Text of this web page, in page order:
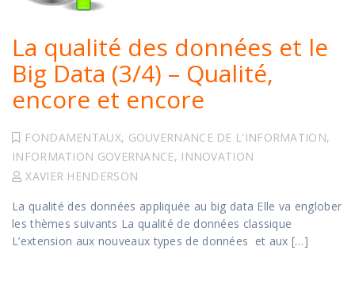
La qualité des données et le
Big Data (3/4) – Qualité,
encore et encore
FONDAMENTAUX, GOUVERNANCE DE L'INFORMATION,
INFORMATION GOVERNANCE, INNOVATION
XAVIER HENDERSON
La qualité des données appliquée au big data Elle va englober
les thèmes suivants La qualité de données classique
L’extension aux nouveaux types de données et aux […]